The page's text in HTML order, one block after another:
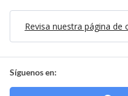
Revisa nuestra página de
Síguenos en: